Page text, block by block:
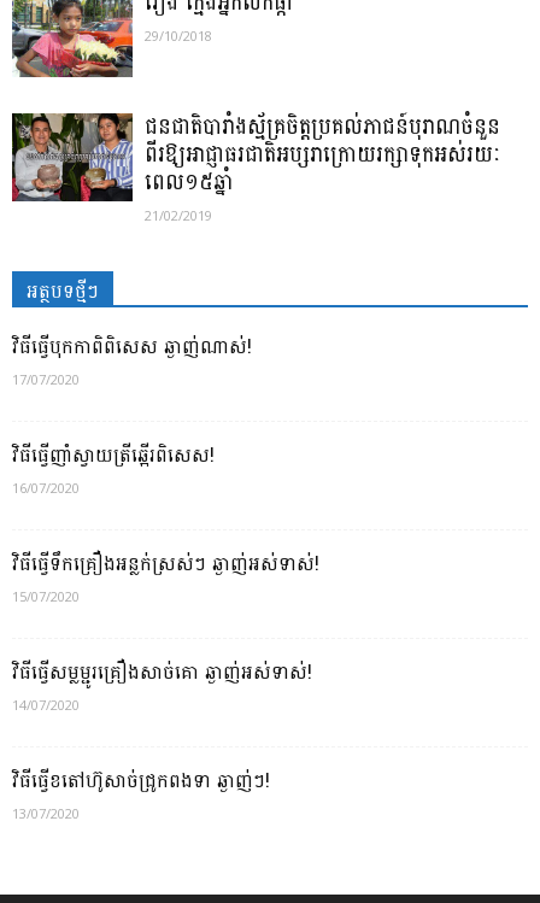
29/10/2018
ជនជាតិបារាំងស្ម័គ្រចិត្តប្រគល់ភាជន៍បុរាណចំនួន
ពីរឱ្យអាជ្ញាធរជាតិអប្សរាក្រោយរក្សាទុកអស់រយៈ
ពេល១៥ឆ្នាំ
21/02/2019
អត្ថបទថ្មីៗ
វិធីធ្វើបុកកាពិពិសេស ឆ្ងាញ់ណាស់!
17/07/2020
វិធីធ្វើញាំស្វាយត្រីឆ្អើរពិសេស!
16/07/2020
វិធីធ្វើទឹកគ្រឿងអន្លក់ស្រស់ៗ ឆ្ងាញ់អស់ទាស់!
15/07/2020
វិធីធ្វើសម្លម្ជូរគ្រឿងសាច់គោ ឆ្ងាញ់អស់ទាស់!
14/07/2020
វិធីធ្វើខតៅហ៊ូសាច់ជ្រូកពងទា ឆ្ងាញ់ៗ!
13/07/2020